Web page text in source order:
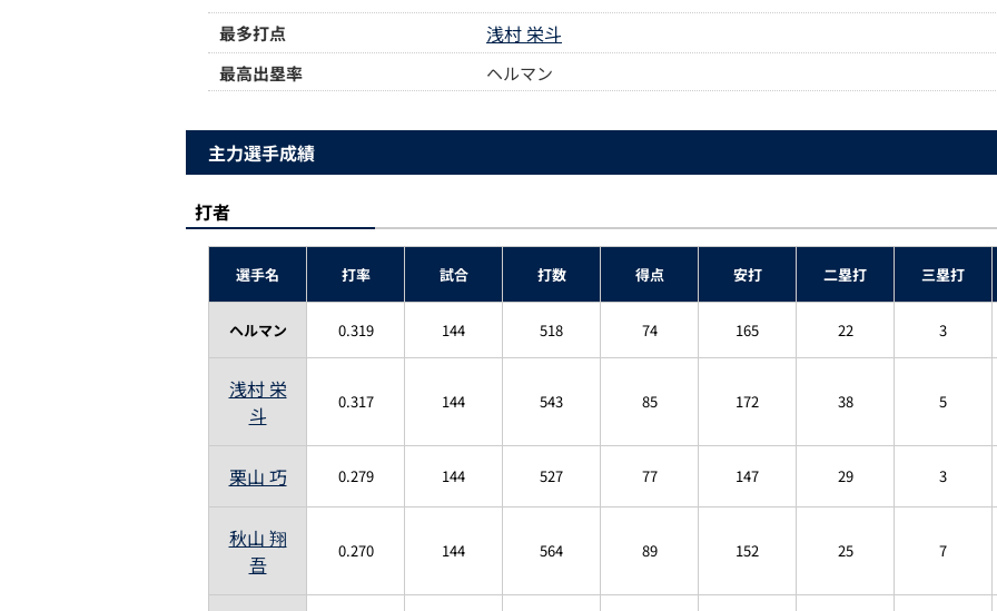
最多打点 浅村 栄斗
最高出塁率 ヘルマン
主力選手成績
打者
選手名 打率 試合 打数 得点 安打 二塁打 三塁打
ヘルマン 0.319 144 518 74 165 22 3
浅村 栄
斗
0.317 144 543 85 172 38 5
栗山 巧 0.279 144 527 77 147 29 3
秋山 翔
吾
0.270 144 564 89 152 25 7